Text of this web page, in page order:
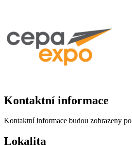
Kontaktní informace
Kontaktní informace budou zobrazeny po
Lokalita